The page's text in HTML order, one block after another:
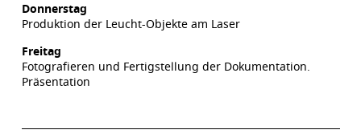
Donnerstag
Produktion der Leucht-Objekte am Laser
Freitag
Fotografieren und Fertigstellung der Dokumentation.
Präsentation